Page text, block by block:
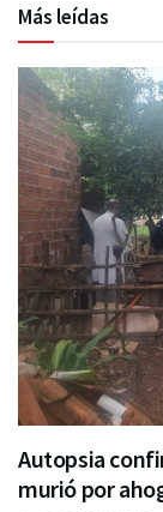
Más leídas
Autopsia
murió por